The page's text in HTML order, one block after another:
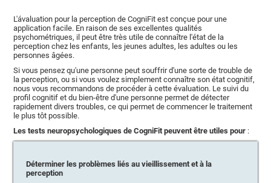
L'ávaluation pour la perception de CogniFit est conçue pour une
application facile. En raison de ses excellentes qualités
psychométriques, il peut être très utile de connaître l'état de la
perception chez les enfants, les jeunes adultes, les adultes ou les
personnes âgées.
Si vous pensez qu'une personne peut souffrir d'une sorte de trouble de
la perception, ou si vous voulez simplement connaître son état cognitif,
nous vous recommandons de procéder à cette évaluation. Le suivi du
profil cognitif et du bien-être d'une personne permet de détecter
rapidement divers troubles, ce qui permet de commencer le traitement
le plus tôt possible.
Les tests neuropsychologiques de CogniFit peuvent être utiles pour :
Déterminer les problèmes liés au vieillissement et à la
perception